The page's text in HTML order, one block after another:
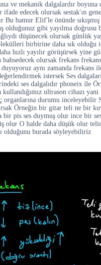
ve mekanik dalgalardır
edecek olursak sestak'ın
Bu hamur Elif'le önünde
olduğunuz gibi yayılma
düşünecek olursak
birbirine daha sık olduğu
hızlı yayılır görüşürsek
bahsedecek olursak frekans
aynı zamanda
istersek Ses
ses dalgalıdır phoneix ile
ultrason cihazı
durumu inceleyebilir
Örneğin bir gitar teli ne bir
pis ses duymuş olur ince bir
olur O halde daha düşük olur
olduğunu burada söyleyebiliriz